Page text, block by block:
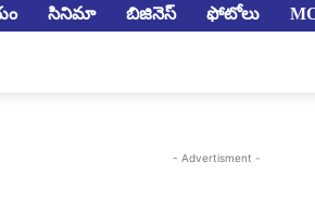
సినిమా బిజినెస్ ఫోటోలు
- Advertisment -